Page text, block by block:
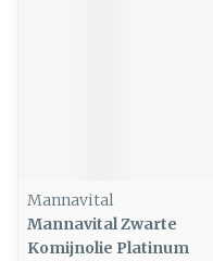
Mannavital
Mannavital Zwarte
Komijnolie Platinum